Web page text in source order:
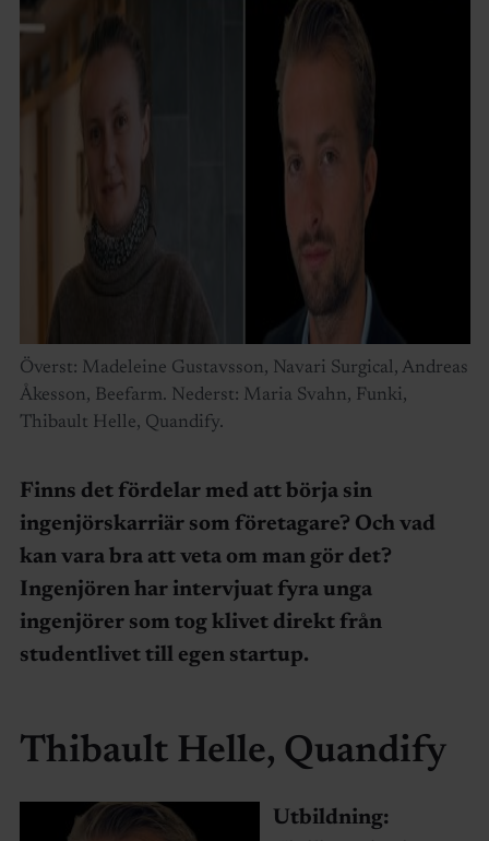
Överst: Madeleine Gustavsson, Navari Surgical, Andreas
Åkesson, Beefarm. Nederst: Maria Svahn, Funki,
Thibault Helle, Quandify.
Finns det fördelar med att börja sin
ingenjörskarriär som företagare? Och vad
kan vara bra att veta om man gör det?
Ingenjören har intervjuat fyra unga
ingenjörer som tog klivet direkt från
studentlivet till egen startup.
Thibault Helle, Quandify
Utbildning: